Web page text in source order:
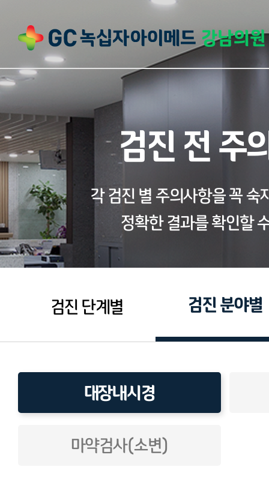
검진 전 주
각 검진 별 주의사항을 꼭 숙
정확한 결과를 확인할
검진 단계별 검진 분야별
대장내시경
마약검사(소변)